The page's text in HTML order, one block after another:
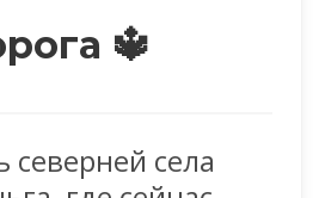
🔱
северней села